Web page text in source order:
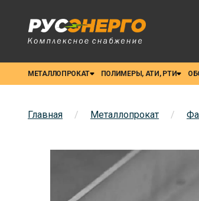
МЕТАЛЛОПРОКАТ ПОЛИМЕРЫ, АТИ, РТИ
Главная / Металлопрокат /